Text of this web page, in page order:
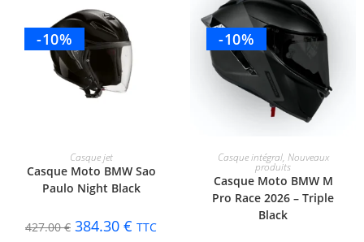
-10%
CHOIX DES OPTIONS
Casque jet
Casque Moto BMW Sao
Paulo Night Black
427.00€ 384.30 € TTC
-10%
CHOIX DES OPTIONS
Casque intégral, Nouveaux
produits
Casque Moto BMW M
Pro Race 2026 – Triple
Black